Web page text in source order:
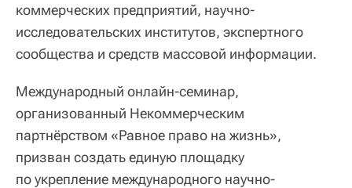
коммерческих предприятий, научно-
исследовательских институтов, экспертного
сообщества и средств массовой информации.
Международный онлайн-семинар,
организованный Некоммерческим
партнёрством «Равное право на жизнь»,
призван создать единую площадку
по укрепление международного научно-